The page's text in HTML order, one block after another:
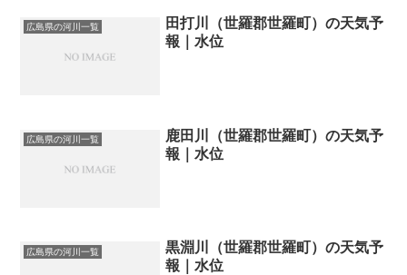
広島県の河川一覧
田打川（世羅郡世羅町）の天気予
報｜水位
広島県の河川一覧
鹿田川（世羅郡世羅町）の天気予
報｜水位
広島県の河川一覧
黒淵川（世羅郡世羅町）の天気予
報｜水位